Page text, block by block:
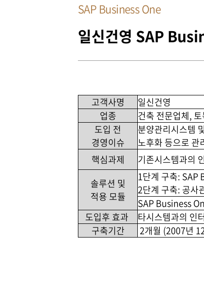
SAP Business One
일신건영 SAP
고객사명
일신건영
업종
건축 전문업체,
도입 전
경영이슈
분양관리시스템
노후화 등으로 관
핵심과제
기존시스템과의
솔루션 및
적용 모듈
1단계 구축: SAP
2단계 구축: 공사
SAP Business
도입후 효과
타시스템과의 인
구축기간
2개월 (2007년